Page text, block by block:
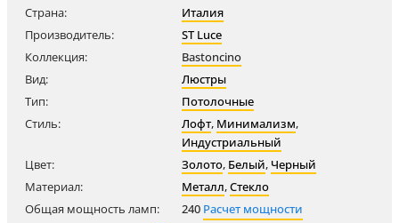
Страна:
Италия
Производитель:
ST Luce
Коллекция:
Bastoncino
Вид:
Люстры
Тип:
Потолочные
Стиль:
Лофт, Минимализм,
Индустриальный
Цвет:
Золото, Белый, Черный
Материал:
Металл,Стекло
Общая мощность ламп:
240 Расчет мощности